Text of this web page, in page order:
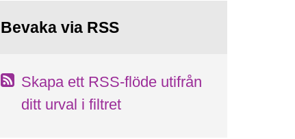
Bevaka via RSS
Skapa ett RSS-flöde utifrån
ditt urval i filtret